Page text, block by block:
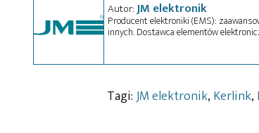
Autor:JM elektronik
Producent elektroniki (EMS):
innych. Dostawca elementów
Tagi:JM elektronik, Kerlink,